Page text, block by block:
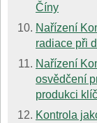
Číny
Nařízení
radiace při
Nařízení
osvědčení
produkci
Kontrola